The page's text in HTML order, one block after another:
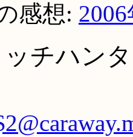
感想:
チハン